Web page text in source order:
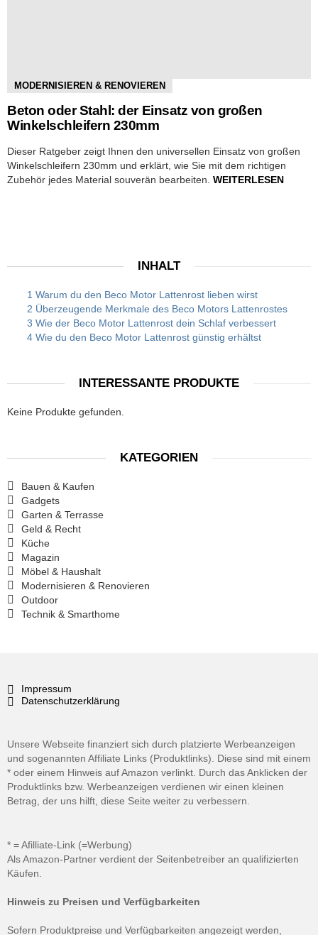
MODERNISIEREN & RENOVIEREN
Beton oder Stahl: der Einsatz von großen
Winkelschleifern 230mm
Dieser Ratgeber zeigt Ihnen den universellen Einsatz von großen
Winkelschleifern 230mm und erklärt, wie Sie mit dem richtigen
Zubehör jedes Material souverän bearbeiten. WEITERLESEN
INHALT
1 Warum du den Beco Motor Lattenrost lieben wirst
2 Überzeugende Merkmale des Beco Motors Lattenrostes
3 Wie der Beco Motor Lattenrost dein Schlaf verbessert
4 Wie du den Beco Motor Lattenrost günstig erhältst
INTERESSANTE PRODUKTE
Keine Produkte gefunden.
KATEGORIEN
Bauen & Kaufen
Gadgets
Garten & Terrasse
Geld & Recht
Küche
Magazin
Möbel & Haushalt
Modernisieren & Renovieren
Outdoor
Technik & Smarthome
Impressum
Datenschutzerklärung
Unsere Webseite finanziert sich durch platzierte Werbeanzeigen
und sogenannten Affiliate Links (Produktlinks). Diese sind mit einem
* oder einem Hinweis auf Amazon verlinkt. Durch das Anklicken der
Produktlinks bzw. Werbeanzeigen verdienen wir einen kleinen
Betrag, der uns hilft, diese Seite weiter zu verbessern.
* = Afilliate-Link (=Werbung)
Als Amazon-Partner verdient der Seitenbetreiber an qualifizierten
Käufen.
Hinweis zu Preisen und Verfügbarkeiten
Sofern Produktpreise und Verfügbarkeiten angezeigt werden,